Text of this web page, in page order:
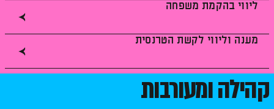
ליווי בהקמת משפחה
מענה וליווי לקשת הטרנסית
קהילה ומעורבות